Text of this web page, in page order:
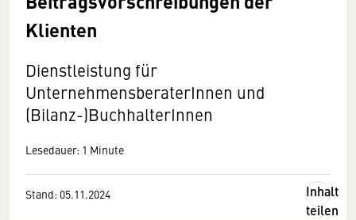
Klienten
Dienstleistung für
UnternehmensberaterInnen und
(Bilanz-)BuchhalterInnen
Lesedauer: 1 Minute
Stand: 05.11.2024
Inhalt
teilen